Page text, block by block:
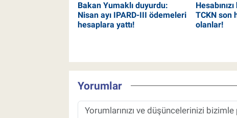
Bakan Yumaklı duyurdu:
Nisan ayı IPARD-III ödemeleri
hesaplara yattı!
TCKN son
olanlar!
Yorumlar